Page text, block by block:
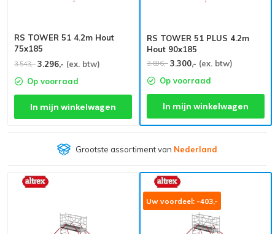
RS TOWER 51 4.2m Hout
75x185
3.543,- 3.296,- (ex. btw)
Op voorraad
In mijn winkelwagen
RS TOWER 51 PLUS 4.2m
Hout 90x185
3.696,- 3.300,- (ex. btw)
Op voorraad
In mijn winkelwagen
Grootste assortiment van Nederland
Uw voordeel: -403,-